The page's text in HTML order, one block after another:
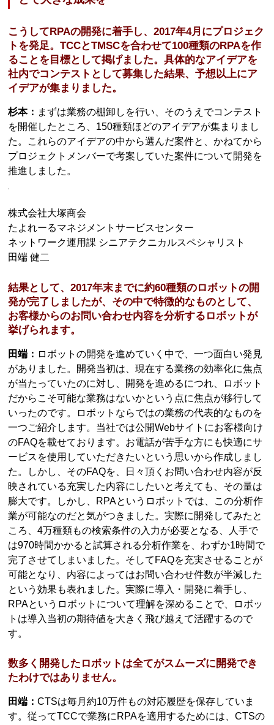
こうしてRPAの開発に着手し、2017年4月にプロジェク
トを発足。TCCとTMSCを合わせて100種類のRPAを作
ることを目標として掲げました。具体的なアイデアを
社内でコンテストとして募集した結果、予想以上にア
イデアが集まりました。
杉本： まずは業務の棚卸しを行い、そのうえでコンテスト
を開催したところ、150種類ほどのアイデアが集まりまし
た。これらのアイデアの中から選んだ案件と、かねてから
プロジェクトメンバーで考案していた案件について開発を
推進しました。
株式会社大塚商会
たよれーるマネジメントサービスセンター
ネットワーク運用課 シニアテクニカルスペシャリスト
田端 健二
結果として、2017年末までに約60種類のロボットの開
発が完了しましたが、その中で特徴的なものとして、
お客様からのお問い合わせ内容を分析するロボットが
挙げられます。
田端： ロボットの開発を進めていく中で、一つ面白い発見
がありました。開発当初は、現在する業務の効率化に焦点
が当たっていたのに対し、開発を進めるにつれ、ロボット
だからこそ可能な業務はないかという点に焦点が移行して
いったのです。ロボットならではの業務の代表的なものを
一つご紹介します。当社では公開Webサイトにお客様向け
のFAQを載せております。お電話が苦手な方にも快適にサ
ービスを使用していただきたいという思いから作成しまし
た。しかし、そのFAQを、日々頂くお問い合わせ内容が反
映されている充実した内容にしたいと考えても、その量は
膨大です。しかし、RPAというロボットでは、この分析作
業が可能なのだと気がつきました。実際に開発してみたと
ころ、4万種類もの検索条件の入力が必要となる、人手で
は970時間かかると試算される分析作業を、わずか1時間で
完了させてしまいました。そしてFAQを充実させることが
可能となり、内容によってはお問い合わせ件数が半減した
という効果も表れました。実際に導入・開発に着手し、
RPAというロボットについて理解を深めることで、ロボッ
トは導入当初の期待値を大きく飛び越えて活躍するので
す。
数多く開発したロボットは全てがスムーズに開発でき
たわけではありません。
田端：CTSは毎月約10万件もの対応履歴を保存していま
す。従ってTCCで業務にRPAを適用するためには、CTSの